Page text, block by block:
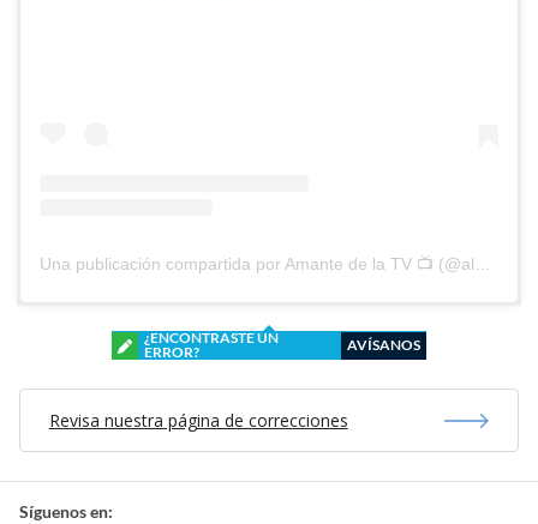
Una publicación compartida por Amante de la TV 📺 (@alguien_te_observa)
¿ENCONTRASTE UN
ERROR?
AVÍSANOS
Revisa nuestra página de correcciones
Síguenos en: